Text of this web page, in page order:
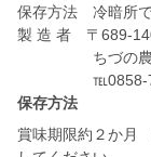
保存方法 冷暗所
製 造 者 〒689-
ちづの農家
保存方法
賞味期限約２か月